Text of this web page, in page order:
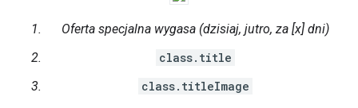
Oferta specjalna wygasa (dzisiaj, jutro, za [x] dni)
class.title
class.titleImage